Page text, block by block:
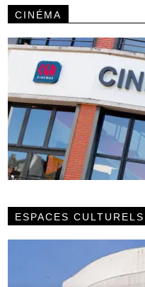
CINÉMA
ESPACES CULTURELS